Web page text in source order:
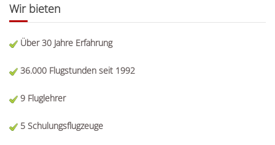
Wir bieten
Über 30 Jahre Erfahrung
36.000 Flugstunden seit 1992
9 Fluglehrer
5 Schulungsflugzeuge